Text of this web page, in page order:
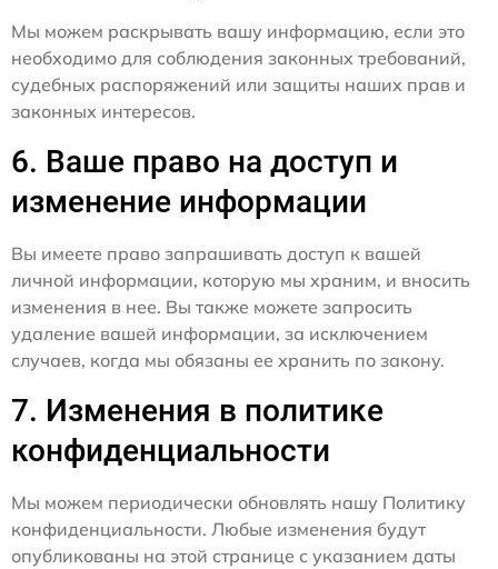
Мы можем раскрывать вашу информацию, если это
необходимо для соблюдения законных требований,
судебных распоряжений или защиты наших прав и
законных интересов.
6. Ваше право на доступ и
изменение информации
Вы имеете право запрашивать доступ к вашей
личной информации, которую мы храним, и вносить
изменения в нее. Вы также можете запросить
удаление вашей информации, за исключением
случаев, когда мы обязаны ее хранить по закону.
7. Изменения в политике
конфиденциальности
Мы можем периодически обновлять нашу Политику
конфиденциальности. Любые изменения будут
опубликованы на этой странице с указанием даты